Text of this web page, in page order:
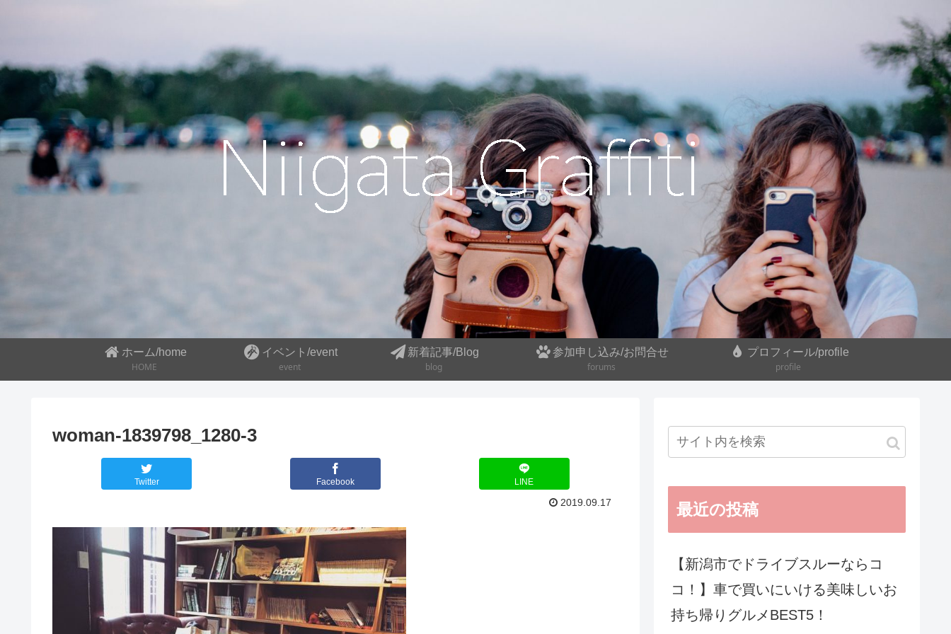
ホーム/home
HOME
イベント/event
event
新着記事/Blog
blog
参加申し込み/お問合せ
forums
プロフィール/profile
profile
woman-1839798_1280-3
Twitter Facebook LINE
2019.09.17 最近の投稿
【新潟市でドライブスルーならコ
コ！】車で買いにいける美味しいお
持ち帰りグルメBEST5！